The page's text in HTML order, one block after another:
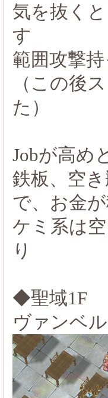
気を抜く
す
範囲攻撃
（この後
た）
Jobが高め
鉄板、空
で、お金
ケミ系は
り
◆聖域1F
ヴァンベ